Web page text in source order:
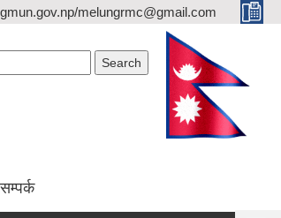
melungrmc@gmail.com
सम्पर्क